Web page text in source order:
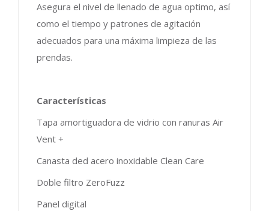
Asegura el nivel de llenado de agua optimo, así
como el tiempo y patrones de agitación
adecuados para una máxima limpieza de las
prendas.
Características
Tapa amortiguadora de vidrio con ranuras Air
Vent +
Canasta ded acero inoxidable Clean Care
Doble filtro ZeroFuzz
Panel digital